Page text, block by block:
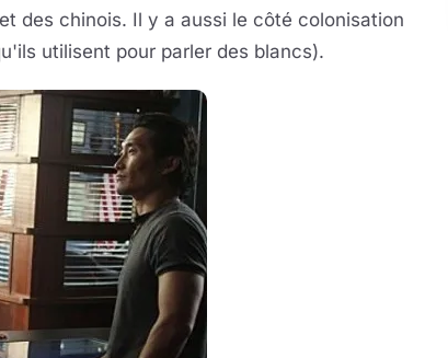
des chinois. Il y a aussi le côté colonisation
utilisent pour parler des blancs).